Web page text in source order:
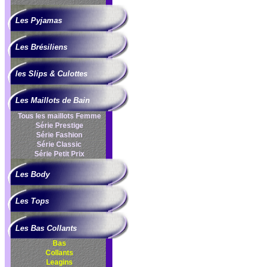
Les Pyjamas
Les Brésiliens
les Slips & Culottes
Les Maillots de Bain
Tous les maillots Femme
Série Prestige
Série Fashion
Série Classic
Série Petit Prix
Les Body
Les Tops
Les Bas Collants
Bas
Collants
Leagins